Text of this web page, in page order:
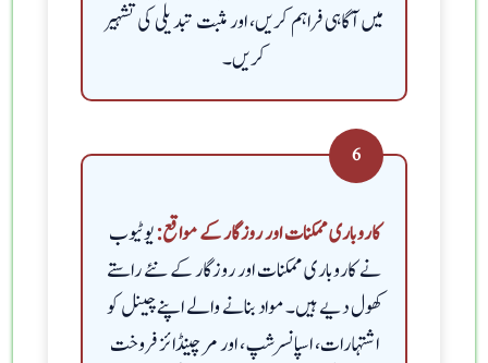
میں آگاہی فراہم کریں، اور مثبت تبدیلی کی تشہیر
کریں۔
6
کاروباری ممکنات اور روزگار کے مواقع:یوٹیوب
نے کاروباری ممکنات اور روزگار کے نئے راستے
کھول دیے ہیں۔ مواد بنانے والے اپنے چینل کو
اشتہارات، اسپانسرشپ، اور مرچینڈائز فروخت